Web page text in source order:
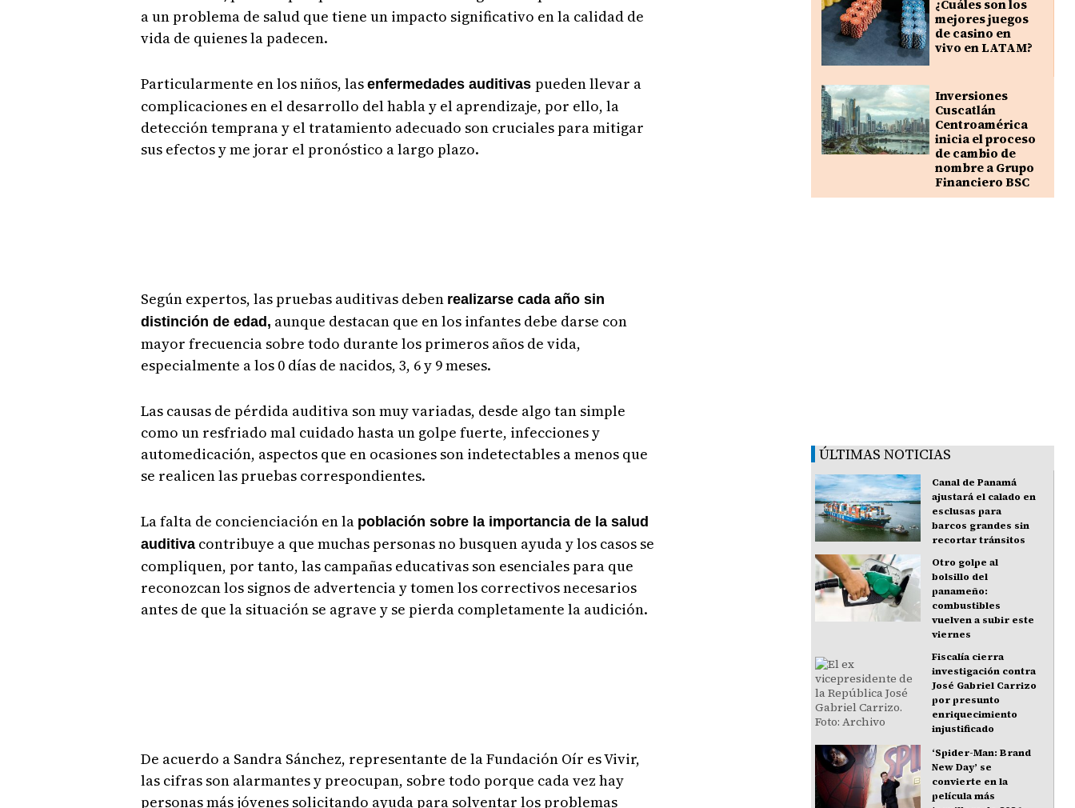
a un problema de salud que tiene un impacto significativo en la calidad de
vida de quienes la padecen.
Particularmente en los niños, las enfermedades auditivas pueden llevar a
complicaciones en el desarrollo del habla y el aprendizaje, por ello, la
detección temprana y el tratamiento adecuado son cruciales para mitigar
sus efectos y me jorar el pronóstico a largo plazo.
Según expertos, las pruebas auditivas deben realizarse cada año sin
distinción de edad, aunque destacan que en los infantes debe darse con
mayor frecuencia sobre todo durante los primeros años de vida,
especialmente a los 0 días de nacidos, 3, 6 y 9 meses.
Las causas de pérdida auditiva son muy variadas, desde algo tan simple
como un resfriado mal cuidado hasta un golpe fuerte, infecciones y
automedicación, aspectos que en ocasiones son indetectables a menos que
se realicen las pruebas correspondientes.
La falta de concienciación en la población sobre la importancia de la salud
auditivacontribuye a que muchas personas no busquen ayuda y los casos se
compliquen, por tanto, las campañas educativas son esenciales para que
reconozcan los signos de advertencia y tomen los correctivos necesarios
antes de que la situación se agrave y se pierda completamente la audición.
De acuerdo a Sandra Sánchez, representante de la Fundación Oír es Vivir,
las cifras son alarmantes y preocupan, sobre todo porque cada vez hay
personas más jóvenes solicitando ayuda para solventar los problemas
¿Cuáles son los
mejores juegos
de casino en
vivo en LATAM?
Inversiones
Cuscatlán
Centroamérica
inicia el proceso
de cambio de
nombre a Grupo
Financiero BSC
ÚLTIMAS NOTICIAS
Canal de Panamá
ajustará el calado en
esclusas para
barcos grandes sin
recortar tránsitos
Otro golpe al
bolsillo del
panameño:
combustibles
vuelven a subir este
viernes
Fiscalía cierra
investigación contra
José Gabriel Carrizo
por presunto
enriquecimiento
injustificado
‘Spider-Man: Brand
New Day’ se
convierte en la
película más